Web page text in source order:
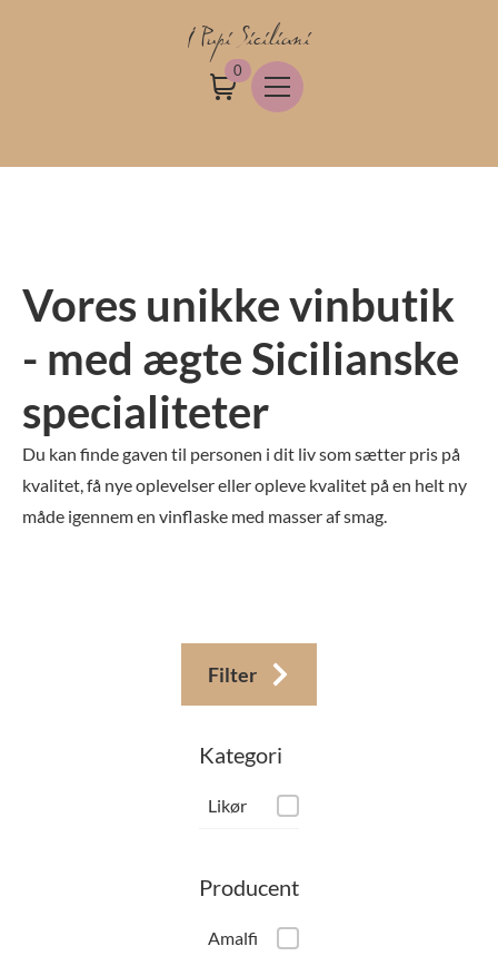
I Pupi Siciliani
0
Vores unikke vinbutik
- med ægte Sicilianske
specialiteter
Du kan finde gaven til personen i dit liv som sætter pris på
kvalitet, få nye oplevelser eller opleve kvalitet på en helt ny
måde igennem en vinflaske med masser af smag.
Filter
Kategori
Kategori
Likør
Producent
Producent
Amalfi